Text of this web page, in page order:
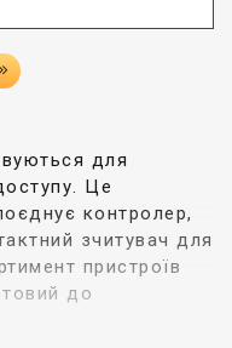
для
Це
контролер,
зчитувач для
пристроїв
до